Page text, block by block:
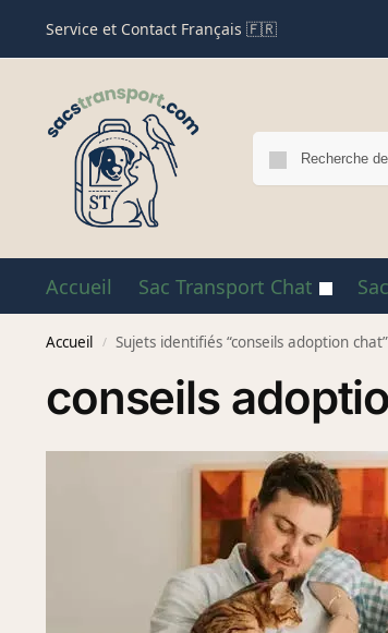
Service et Contact Français 🇫🇷
Accueil Sac Transport Chat
Accueil / Sujets identifiés “conseils adoption chat”
conseils